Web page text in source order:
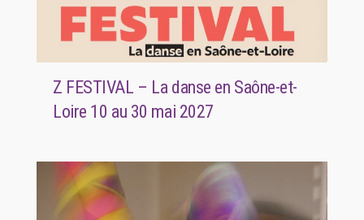
Z FESTIVAL – La danse en Saône-et-
Loire 10 au 30 mai 2027